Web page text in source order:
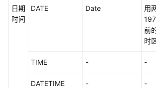
（实
实
作
日期
时间
DATE Date
用
前
时
TIME - -
DATETIME - -